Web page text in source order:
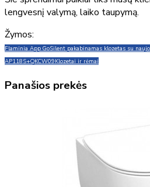
lengvesnį valymą, laiko taupymą.
Žymos:
Flaminia App GoSilent pakabinamas klozetas su
AP118S+QKCW09Klozetai ir rėmai
Panašios prekės